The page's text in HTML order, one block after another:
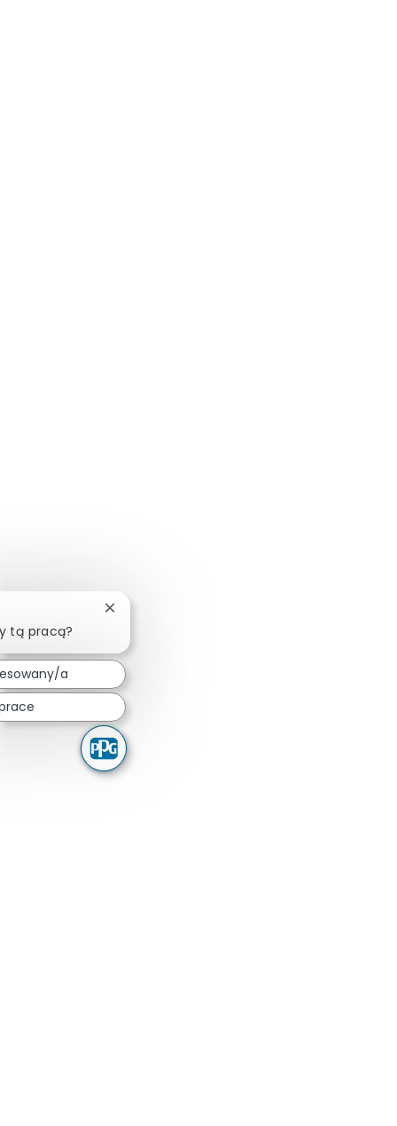
tą pracą?
Zamknij powiadomienie chatbota
a